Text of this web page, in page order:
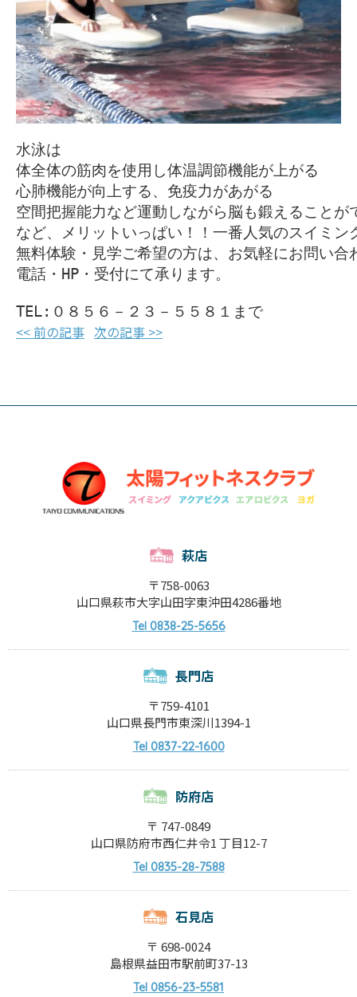
水泳は
体全体の筋肉を使用し体温調節機能が上がる
心肺機能が向上する、免疫力があがる
空間把握能力など運動しながら脳も鍛えることが
など、メリットいっぱい！！一番人気のスイミ
無料体験・見学ご希望の方は、お気軽にお問い合
電話・HP・受付にて承ります。
<< 前の記事 次の記事 >>
萩店
〒758-0063
山口県萩市大字山田字東沖田4286番地
Tel0838-25-5656
長門店
〒759-4101
山口県長門市東深川1394-1
Tel0837-22-1600
防府店
〒 747-0849
山口県防府市西仁井令1 丁目12-7
Tel0835-28-7588
石見店
〒 698-0024
島根県益田市駅前町37-13
Tel 0856-23-5581